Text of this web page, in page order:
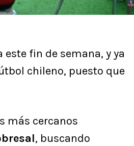
este fin de semana, y ya
chileno, puesto que
más cercanos
, buscando